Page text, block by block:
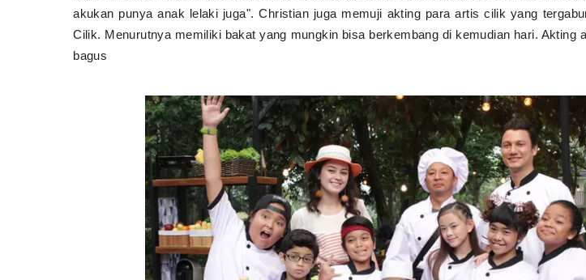
akukan punya anak lelaki juga". Christian juga memuji akting para artis cilik yang
Cilik. Menurutnya memiliki bakat yang mungkin bisa berkembang di kemudian hari. Akting
bagus